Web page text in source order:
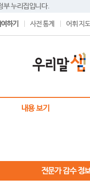
부 누리집입니다.
하기 사전 통계 어휘 지도
내용 보기
전문가 감수 정